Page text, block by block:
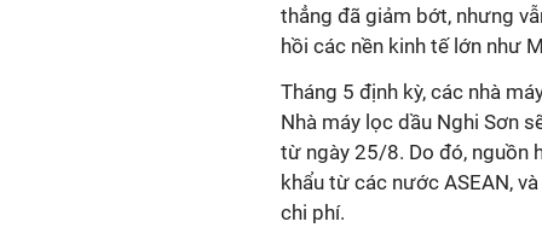
thẳng đã giảm bớt, nhưng
hồi các nền kinh tế lớn như
Tháng 5 định kỳ, các nhà
Nhà máy lọc dầu Nghi Sơn
từ ngày 25/8. Do đó, nguồn
khẩu từ các nước ASEAN,
chi phí.